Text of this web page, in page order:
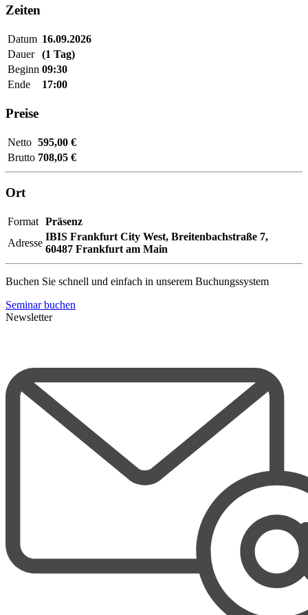
Zeiten
Datum 16.09.2026
Dauer
(1 Tag)
Beginn 09:30
Ende
17:00
Preise
Netto 595,00 €
Brutto 708,05 €
Ort
Format Präsenz
Adresse
IBIS Frankfurt City West, Breitenbachstraße 7,
60487 Frankfurt am Main
Buchen Sie schnell und einfach in unserem Buchungssystem
Seminar buchen
Newsletter